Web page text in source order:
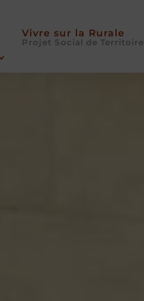
Vivre sur la Rurale
Projet Social de Territoire